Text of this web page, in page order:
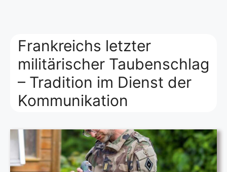
Frankreichs letzter
militärischer Taubenschlag
– Tradition im Dienst der
Kommunikation